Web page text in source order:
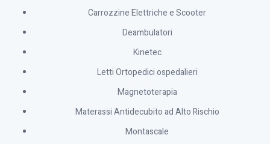
Carrozzine Elettriche e Scooter
Deambulatori
Kinetec
Letti Ortopedici ospedalieri
Magnetoterapia
Materassi Antidecubito ad Alto Rischio
Montascale